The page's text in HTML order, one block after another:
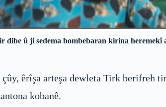
û ji sedema bombebaran kirina
êrîşa arteşa dewleta Tirk berifreh
kobanê.